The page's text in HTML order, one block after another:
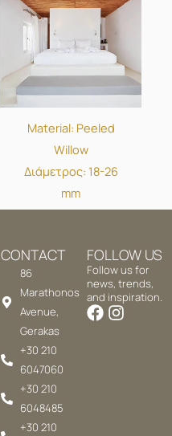
Material: Peeled
Willow
Διάμετρος: 18-26
mm
CONTACT
86
Marathonos
Avenue,
Gerakas
+30 210
6047060
+30 210
6048485
+30 210
FOLLOW US
Follow us for
news, trends,
and inspiration.